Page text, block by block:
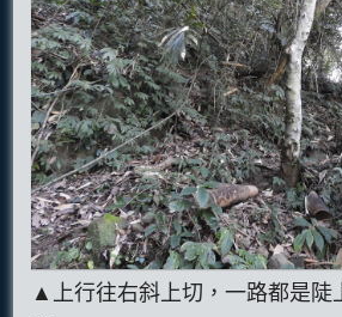
▲上行往右斜上切，一路都是陡